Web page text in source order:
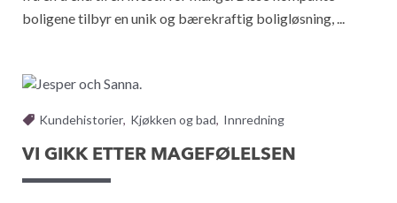
boligene tilbyr en unik og bærekraftig boligløsning, ...
Kundehistorier, Kjøkken og bad, Innredning
VI GIKK ETTER MAGEFØLELSEN